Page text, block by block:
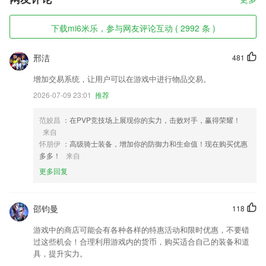
下载mi6米乐，参与网友评论互动 ( 2992 条 )
481
邢洁
增加交易系统，让用户可以在游戏中进行物品交易。
2026-07-09 23:01 推荐
范姣昌 ：在PVP竞技场上展现你的实力，击败对手，赢得荣耀！
来自
怀朋伊 ：高级骑士装备，增加你的防御力和生命值！现在购买优惠
多多！
来自
更多回复
118
邵钧曼
游戏中的商店可能会有各种各样的特惠活动和限时优惠，不要错
过这些机会！合理利用游戏内的货币，购买适合自己的装备和道
具，提升实力。